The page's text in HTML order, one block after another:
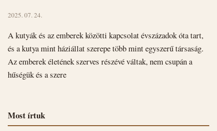
2025. 07. 24.
A kutyák és az emberek közötti kapcsolat évszázadok óta tart,
és a kutya mint háziállat szerepe több mint egyszerű társaság.
Az emberek életének szerves részévé váltak, nem csupán a
hűségük és a szere
Most írtuk